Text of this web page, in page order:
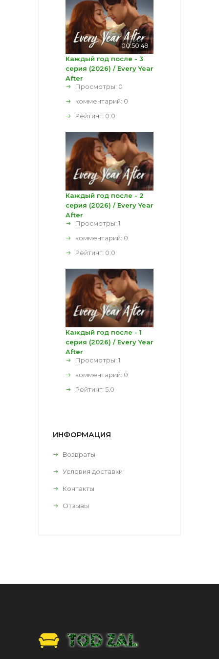
00:50:49
Каждый год после - 3
серия (2026) / Every Year
After
Просмотры: 0
комментарий: 0
Рейтинг: 0.0
Каждый год после - 2
серия (2026) / Every Year
After
Просмотры: 1
комментарий: 0
Рейтинг: 0.0
Каждый год после - 1
серия (2026) / Every Year
After
Просмотры: 1
комментарий: 0
Рейтинг: 5.0
ИНФОРМАЦИЯ
Возвраты
Условия доставки
Контакты
Отзывы